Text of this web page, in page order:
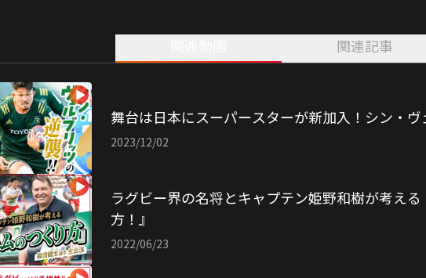
関連記事
舞台は日本にスーパースターが新加入！シン・ヴ
2023/12/02
ラグビー界の名将とキャプテン姫野和樹が考え
方！』
2022/06/23